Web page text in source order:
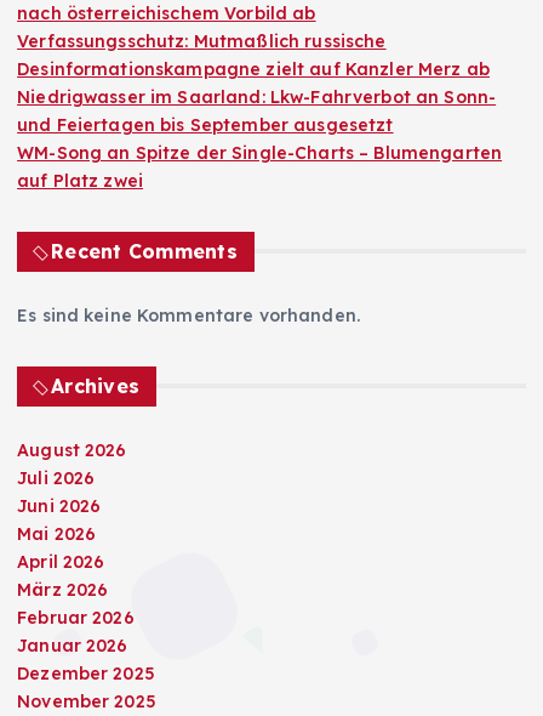
nach österreichischem Vorbild ab
Verfassungsschutz: Mutmaßlich russische
Desinformationskampagne zielt auf Kanzler Merz ab
Niedrigwasser im Saarland: Lkw-Fahrverbot an Sonn-
und Feiertagen bis September ausgesetzt
WM-Song an Spitze der Single-Charts – Blumengarten
auf Platz zwei
Recent Comments
Es sind keine Kommentare vorhanden.
Archives
August 2026
Juli 2026
Juni 2026
Mai 2026
April 2026
März 2026
Februar 2026
Januar 2026
Dezember 2025
November 2025